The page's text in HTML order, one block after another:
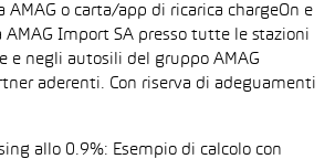
AMAG o carta/app di ricarica chargeOn e
Import SA presso tutte le stazioni
e negli autosili del gruppo AMAG
aderenti. Con riserva di adeguamenti
allo 0.9%: Esempio di calcolo con